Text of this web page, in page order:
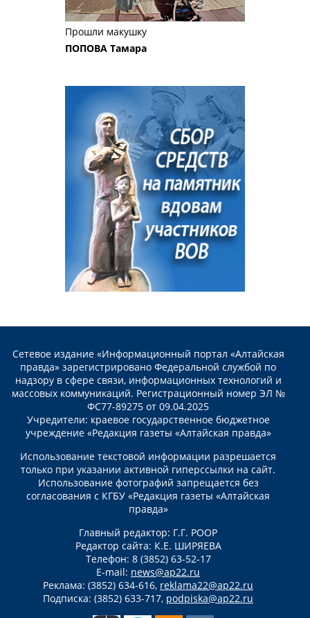
Прошли макушку
ПОПОВА Тамара
Сетевое издание «Информационный портал «Алтайская
правда» зарегистрировано Федеральной службой по
надзору в сфере связи, информационных технологий и
массовых коммуникаций. Регистрационный номер ЭЛ №
ФС77-89275 от 09.04.2025
Учредители: краевое государственное бюджетное
учреждение «Редакция газеты «Алтайская правда»
Использование текстовой информации разрешается
только при указании активной гиперссылки на сайт.
Использование фотографий запрещается без
согласования с КГБУ «Редакция газеты «Алтайская
правда»
Главный редактор: Г.Г. РООР
Редактор сайта: К.Е. ШИРЯЕВА
Телефон: 8 (3852) 63-52-17
E-mail: news@ap22.ru
Реклама: (3852) 634-616, reklama22@ap22.ru
Подписка: (3852) 633-717, podpiska@ap22.ru